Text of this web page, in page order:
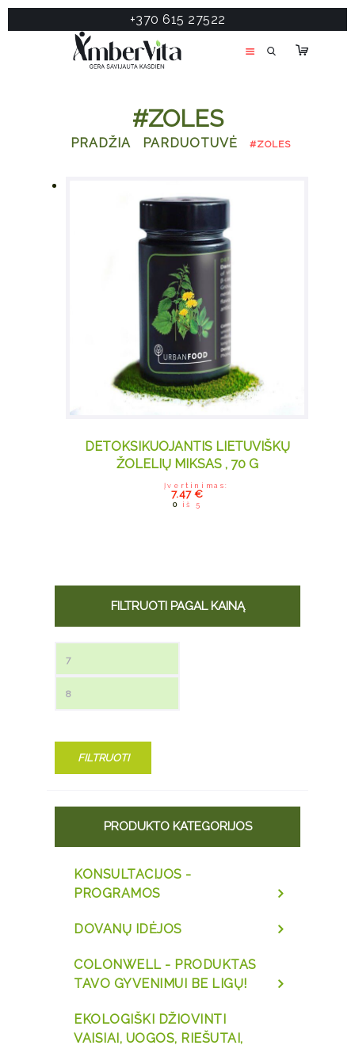
+370 615 27522
#ZOLES
PRADŽIA PARDUOTUVĖ #ZOLES
PASLAUGOS
PRODUKTAI
KONTAKTAI
DETOKSIKUOJANTIS LIETUVIŠKŲ
ŽOLELIŲ MIKSAS , 70 G
Įvertinimas:
0 iš 5
7.47€
FILTRUOTI PAGAL KAINĄ
Min kaina
FILTRUOTI
PRODUKTO KATEGORIJOS
KONSULTACIJOS -
PROGRAMOS
DOVANŲ IDĖJOS
COLONWELL - PRODUKTAS
TAVO GYVENIMUI BE LIGŲ!
EKOLOGIŠKI DŽIOVINTI
VAISIAI, UOGOS, RIEŠUTAI,